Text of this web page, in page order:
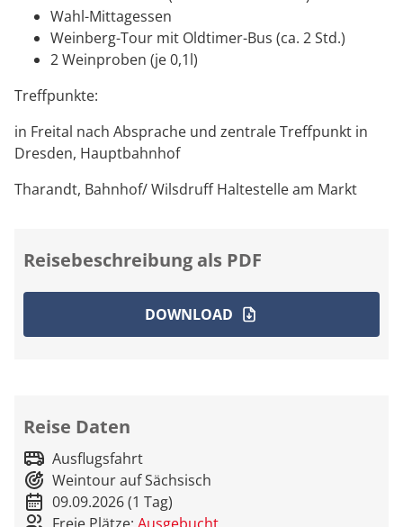
Wahl-Mittagessen
Weinberg-Tour mit Oldtimer-Bus (ca. 2 Std.)
2 Weinproben (je 0,1l)
Treffpunkte:
in Freital nach Absprache und zentrale Treffpunkt in
Dresden, Hauptbahnhof
Tharandt, Bahnhof/ Wilsdruff Haltestelle am Markt
Reisebeschreibung als PDF
DOWNLOAD
Reise Daten
Ausflugsfahrt
Weintour auf Sächsisch
09.09.2026 (1 Tag)